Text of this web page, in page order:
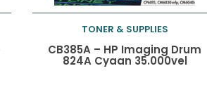
Toevoegen aan
TONER & SUPPLIES
CB385A – HP Imaging Drum
824A Cyaan 35.000vel